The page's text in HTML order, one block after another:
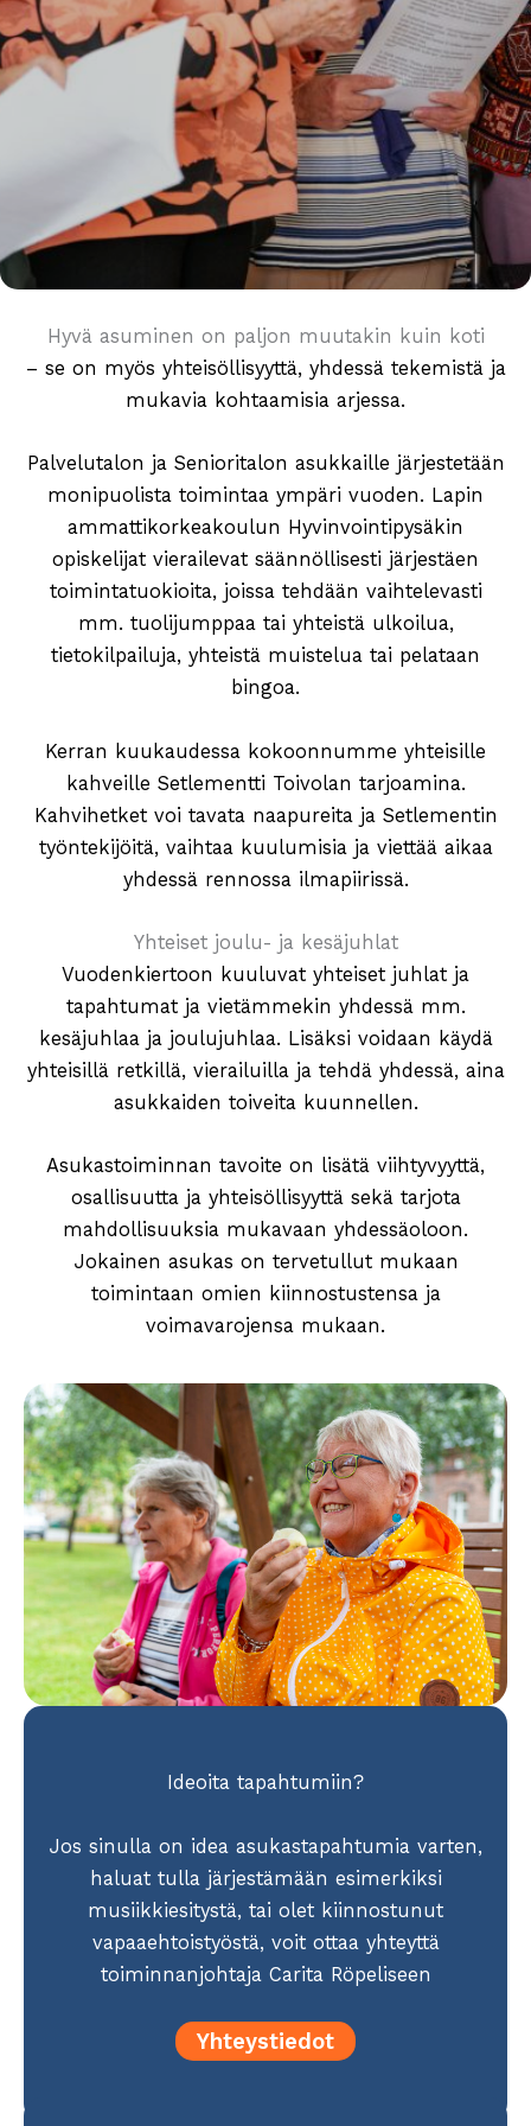
Hyvä asuminen on paljon muutakin kuin koti
– se on myös yhteisöllisyyttä, yhdessä tekemistä ja
mukavia kohtaamisia arjessa.
Palvelutalon ja Senioritalon asukkaille järjestetään
monipuolista toimintaa ympäri vuoden. Lapin
ammattikorkeakoulun Hyvinvointipysäkin
opiskelijat vierailevat säännöllisesti järjestäen
toimintatuokioita, joissa tehdään vaihtelevasti
mm. tuolijumppaa tai yhteistä ulkoilua,
tietokilpailuja, yhteistä muistelua tai pelataan
bingoa.
Kerran kuukaudessa kokoonnumme yhteisille
kahveille Setlementti Toivolan tarjoamina.
Kahvihetket voi tavata naapureita ja Setlementin
työntekijöitä, vaihtaa kuulumisia ja viettää aikaa
yhdessä rennossa ilmapiirissä.
Yhteiset joulu- ja kesäjuhlat
Vuodenkiertoon kuuluvat yhteiset juhlat ja
tapahtumat ja vietämmekin yhdessä mm.
kesäjuhlaa ja joulujuhlaa. Lisäksi voidaan käydä
yhteisillä retkillä, vierailuilla ja tehdä yhdessä, aina
asukkaiden toiveita kuunnellen.
Asukastoiminnan tavoite on lisätä viihtyvyyttä,
osallisuutta ja yhteisöllisyyttä sekä tarjota
mahdollisuuksia mukavaan yhdessäoloon.
Jokainen asukas on tervetullut mukaan
toimintaan omien kiinnostustensa ja
voimavarojensa mukaan.
Ideoita tapahtumiin?
Jos sinulla on idea asukastapahtumia varten,
haluat tulla järjestämään esimerkiksi
musiikkiesitystä, tai olet kiinnostunut
vapaaehtoistyöstä, voit ottaa yhteyttä
toiminnanjohtaja Carita Röpeliseen
Yhteystiedot